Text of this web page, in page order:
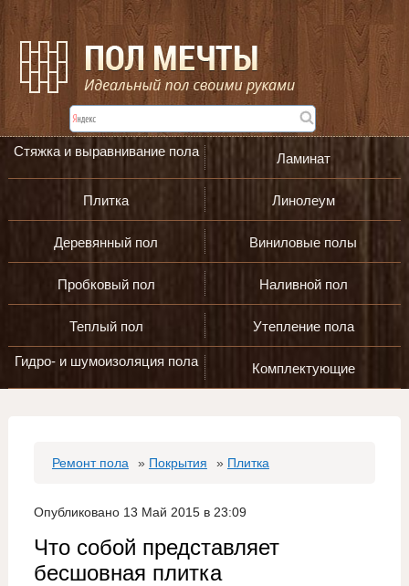
Стяжка и выравнивание пола Ламинат
Плитка Линолеум
Деревянный пол Виниловые полы
Пробковый пол Наливной пол
Теплый пол Утепление пола
Гидро- и шумоизоляция пола Комплектующие
Ремонт пола » Покрытия » Плитка
Опубликовано 13 Май 2015 в 23:09
Что собой представляет
бесшовная плитка